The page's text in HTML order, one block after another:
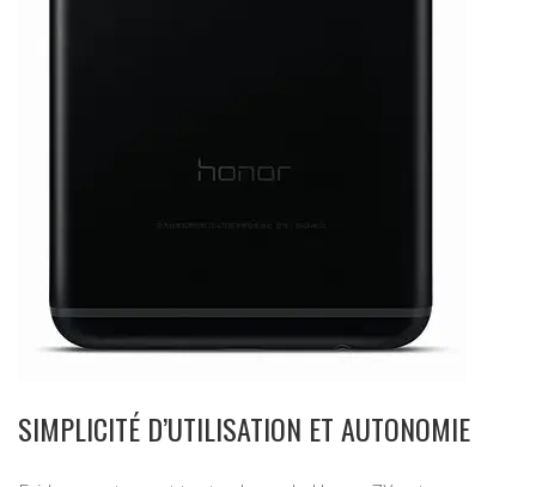
SIMPLICITÉ D’UTILISATION ET AUTONOMIE